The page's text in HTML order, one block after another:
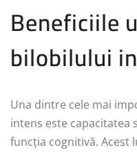
Beneficiile
bilobilului
Una dintre cele mai
intens este capacitatea
funcția cognitivă. Acest